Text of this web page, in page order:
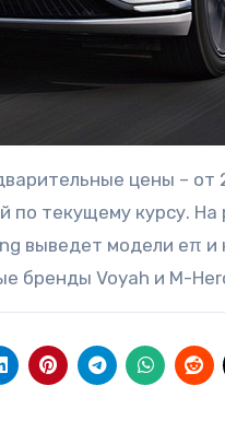
цены –
по текущему курсу.
выведет модели eπ и
бренды Voyah и M-